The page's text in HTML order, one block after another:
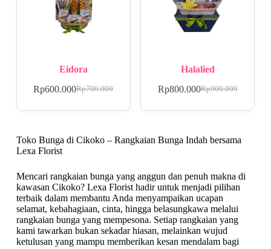
Eidora
Rp700.000
Rp600.000
Halalied
Rp900.000
Rp800.000
Toko Bunga di Cikoko – Rangkaian Bunga Indah bersama
Lexa Florist
Mencari rangkaian bunga yang anggun dan penuh makna di
kawasan Cikoko? Lexa Florist hadir untuk menjadi pilihan
terbaik dalam membantu Anda menyampaikan ucapan
selamat, kebahagiaan, cinta, hingga belasungkawa melalui
rangkaian bunga yang mempesona. Setiap rangkaian yang
kami tawarkan bukan sekadar hiasan, melainkan wujud
ketulusan yang mampu memberikan kesan mendalam bagi